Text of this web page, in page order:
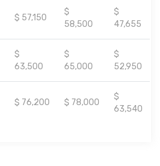
$ 57,150
$
58,500
$
47,655
$
63,500
$
65,000
$
52,950
$ 76,200 $ 78,000
$
63,540